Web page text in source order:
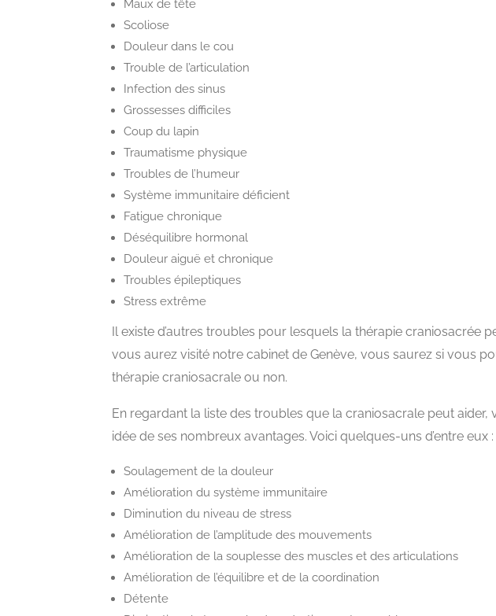
Maux de tête
Scoliose
Douleur dans le cou
Trouble de l’articulation
Infection des sinus
Grossesses difficiles
Coup du lapin
Traumatisme physique
Troubles de l’humeur
Système immunitaire déficient
Fatigue chronique
Déséquilibre hormonal
Douleur aiguë et chronique
Troubles épileptiques
Stress extrême
Il existe d’autres troubles pour lesquels la thérapie craniosacrée
vous aurez visité notre cabinet de Genève, vous saurez si vous
thérapie craniosacrale ou non.
En regardant la liste des troubles que la craniosacrale peut aider,
idée de ses nombreux avantages. Voici quelques-uns d’entre eux :
Soulagement de la douleur
Amélioration du système immunitaire
Diminution du niveau de stress
Amélioration de l’amplitude des mouvements
Amélioration de la souplesse des muscles et des articulations
Amélioration de l’équilibre et de la coordination
Détente